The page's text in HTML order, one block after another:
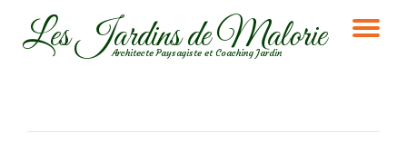
AllerLes Jardins de Malorie
Architecte Paysagiste et Coaching Jardin